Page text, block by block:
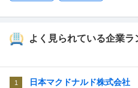
よく見られている企業ラ
1 日本マクドナルド株式会社